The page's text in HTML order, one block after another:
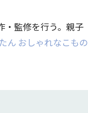
・監修を行う。親子
ん おしゃれなこもの